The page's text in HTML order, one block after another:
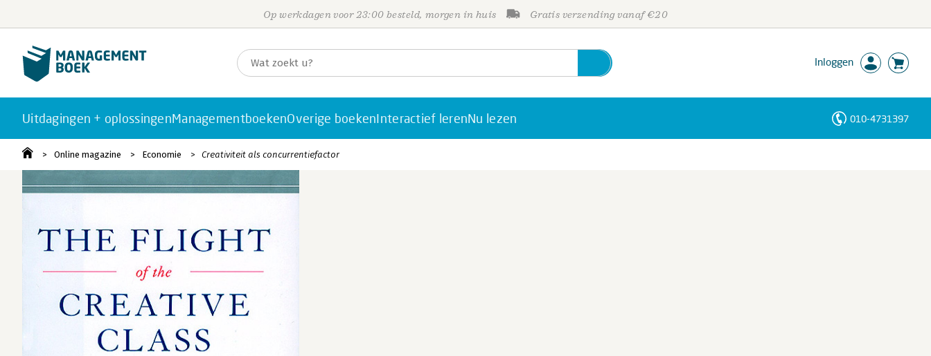
Op werkdagen voor 23:00 besteld, morgen in huis Gratis verzending vanaf €20
Inloggen
Uitdagingen + oplossingenManagementboekenOverige boekenInteractief lerenNu lezen 010-4731397
Online magazine Economie Creativiteit als concurrentiefactor
Personen